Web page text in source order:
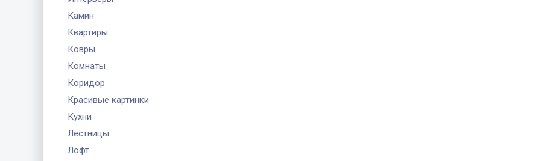
Камин
Квартиры
Ковры
Комнаты
Коридор
Красивые картинки
Кухни
Лестницы
Лофт